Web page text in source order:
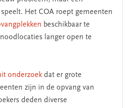
Het COA roept gemeenten
beschikbaar te
langer open te
onderzoekdat er grote
zijn in de opvang van
deden diverse